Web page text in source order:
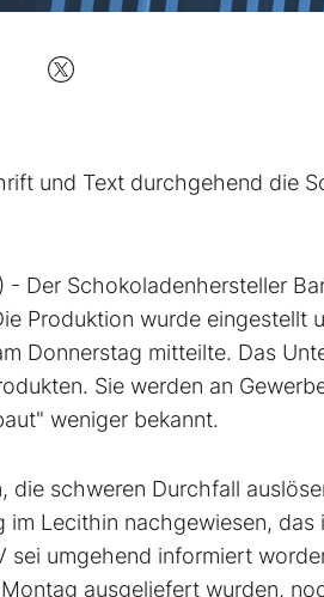
und Text durchgehend die
- Der Schokoladenhersteller
Produktion wurde eingestellt
Donnerstag mitteilte. Das
Sie werden an
weniger bekannt.
die schweren Durchfall
im Lecithin nachgewiesen,
sei umgehend informiert
ausgeliefert wurden,